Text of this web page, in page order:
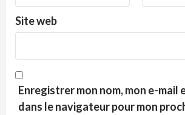
Site web
Enregistrer mon nom, mon e-mail
dans le navigateur pour mon